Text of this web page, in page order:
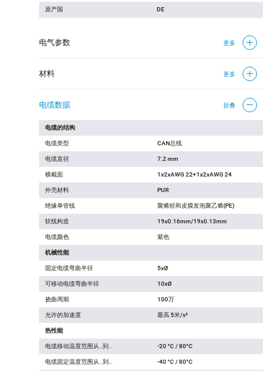
原产国 DE
电气参数 更多
材料 更多
电缆数据 折叠
电缆的结构
电缆类型 CAN总线
电缆直径 7.2 mm
横截面 1x2xAWG 22+1x2xAWG 24
外壳材料 PUR
绝缘单管线 聚烯烃和皮膜发泡聚乙烯(PE)
软线构造 19x0.16mm/19x0.13mm
电缆颜色 紫色
机械性能
固定电缆弯曲半径 5xØ
可移动电缆弯曲半径 10xØ
挠曲周期 100万
允许的加速度 最高 5米/s²
热性能
电缆移动温度范围从…到… -20 °C / 80°C
电缆固定温度范围从…到… -40 °C / 80°C